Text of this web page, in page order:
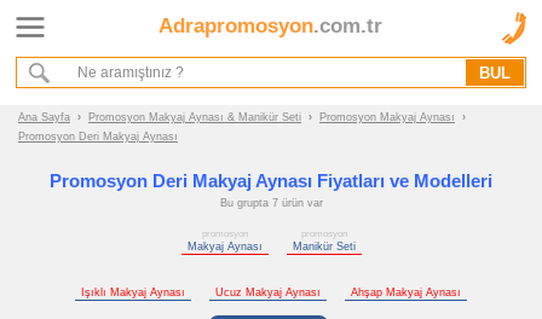
Adrapromosyon.com.tr
Ana Sayfa › Promosyon Makyaj Aynası & Manikür Seti › Promosyon Makyaj Aynası
›
Promosyon Deri Makyaj Aynası
Promosyon Deri Makyaj Aynası Fiyatları ve Modelleri
Bu grupta 7 ürün var
promosyon
Makyaj Aynası
promosyon
Manikür Seti
Işıklı Makyaj Aynası Ucuz Makyaj Aynası Ahşap Makyaj Aynası
Ana Sayfa
Hakkımızda
Kurumsal Hizmet Akışımız
Makyaj
Aynası